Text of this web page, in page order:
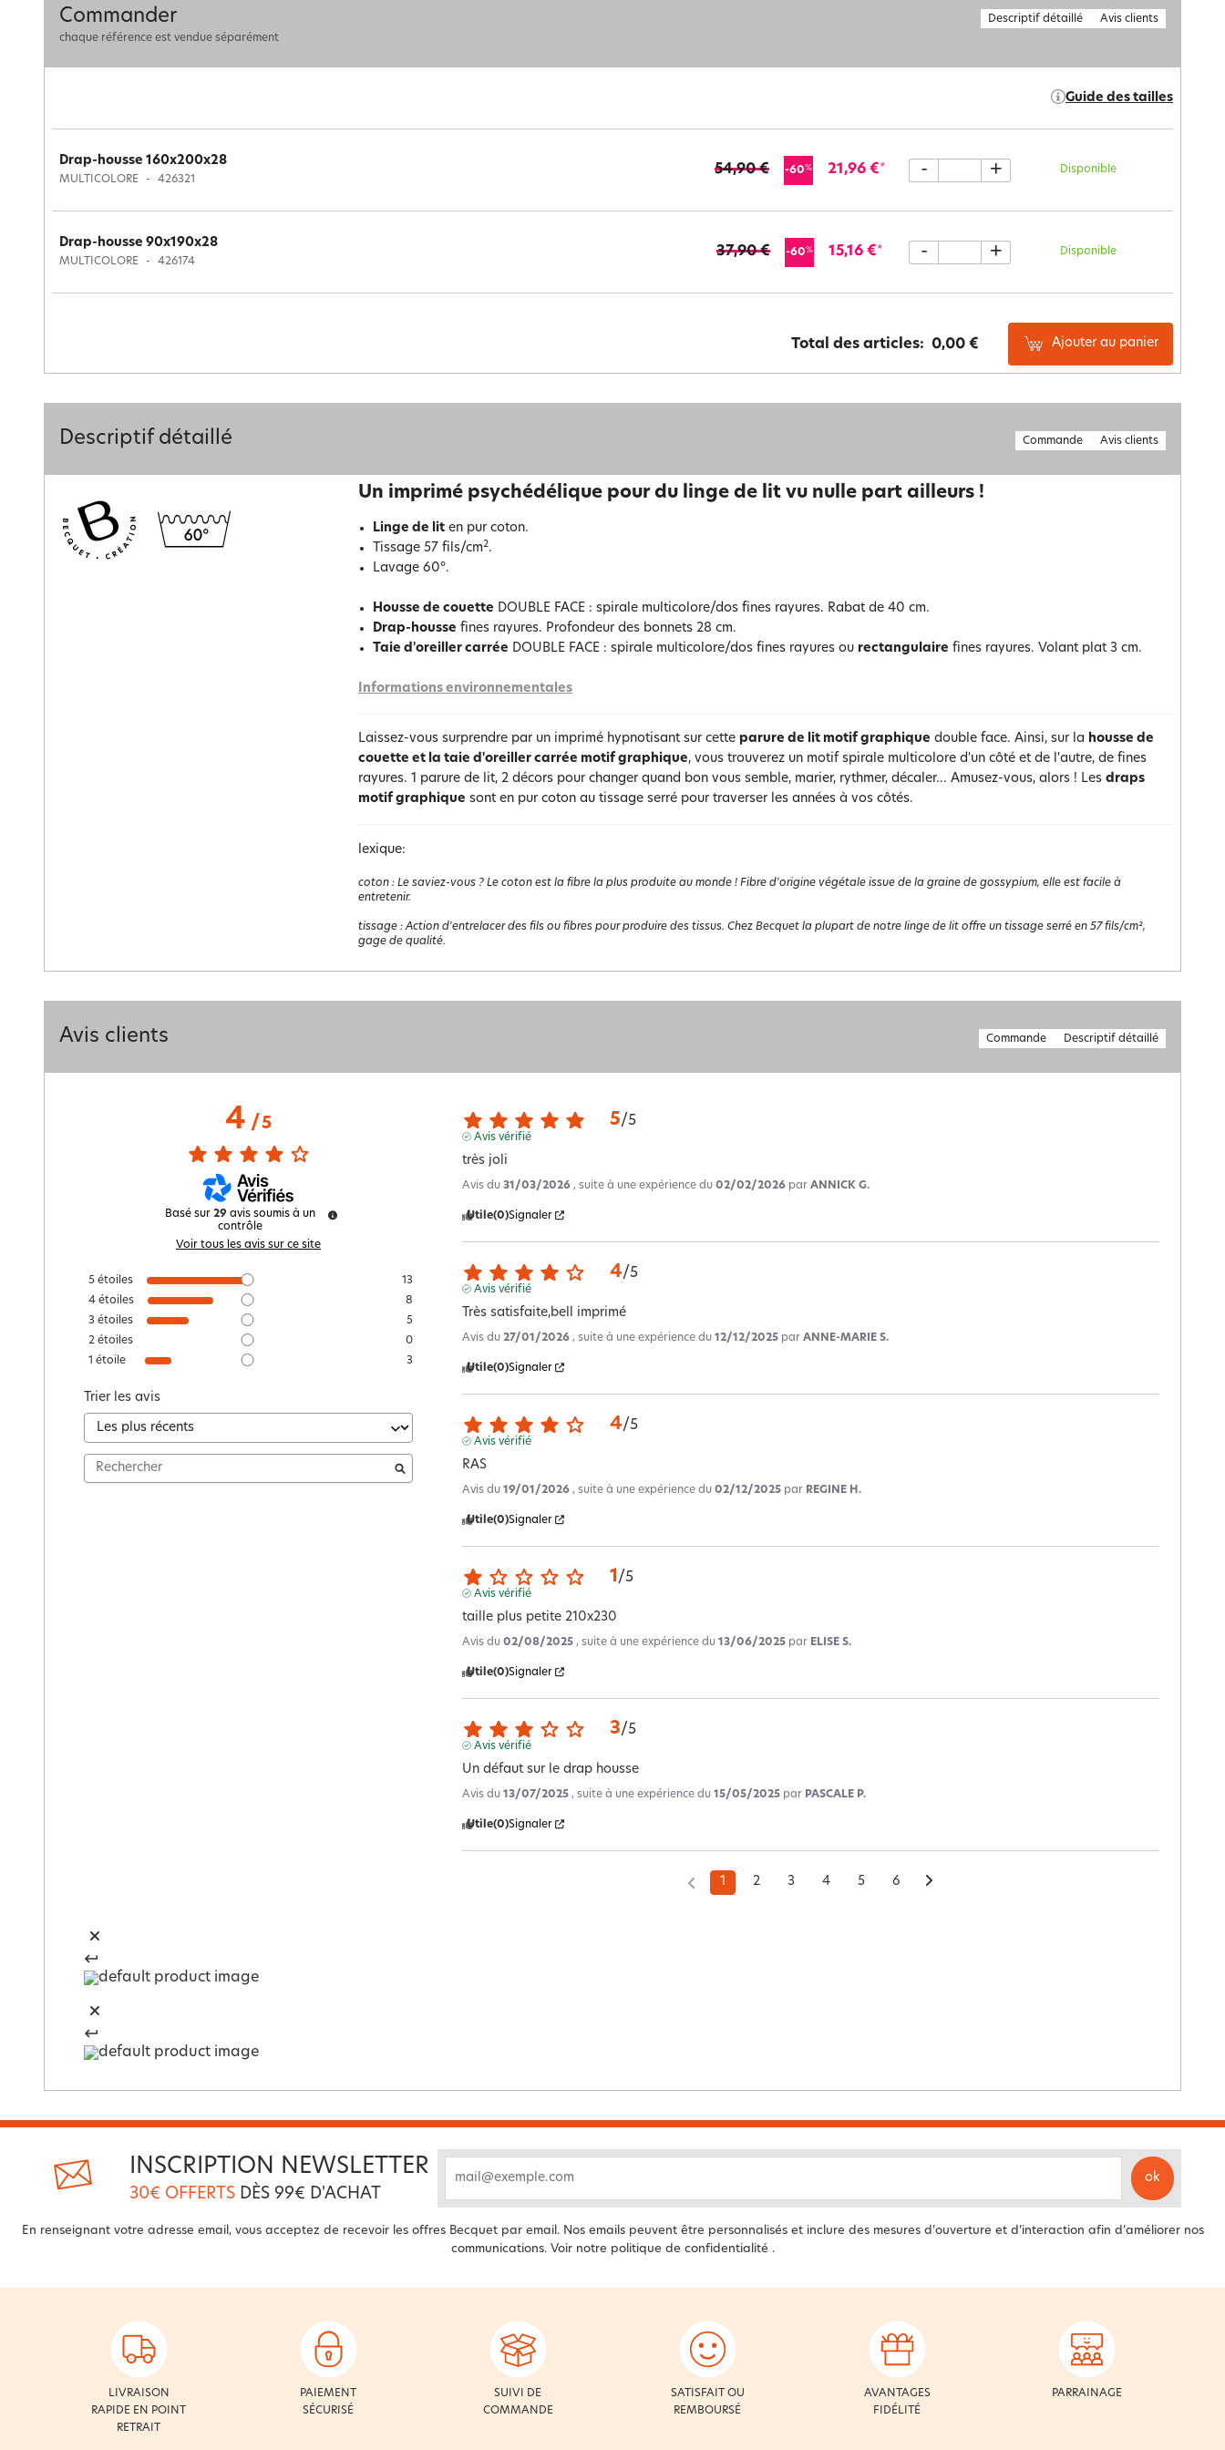
Commander
chaque référence est vendue séparément
Descriptif détaillé Avis clients
Guide des tailles
Drap-housse 160x200x28
MULTICOLORE 426321
54,90 € -60% 21,96 €* Disponible
- +
Drap-housse 90x190x28
MULTICOLORE 426174
37,90 € -60% 15,16 €* Disponible
- +
Total des articles: 0,00 € Ajouter au panier
Descriptif détaillé Commande Avis clients
Un imprimé psychédélique pour du linge de lit vu nulle part ailleurs !
Linge de lit en pur coton.
Tissage 57 fils/cm2.
Lavage 60°.
Housse de couette DOUBLE FACE : spirale multicolore/dos fines rayures. Rabat de 40 cm.
Drap-housse fines rayures. Profondeur des bonnets 28 cm.
Taie d'oreiller carrée DOUBLE FACE : spirale multicolore/dos fines rayures ou rectangulaire fines rayures. Volant plat 3 cm.
Informations environnementales
Laissez-vous surprendre par un imprimé hypnotisant sur cette parure de lit motif graphique double face. Ainsi, sur la housse de
couette et la taie d'oreiller carrée motif graphique, vous trouverez un motif spirale multicolore d'un côté et de l'autre, de fines
rayures. 1 parure de lit, 2 décors pour changer quand bon vous semble, marier, rythmer, décaler... Amusez-vous, alors ! Les draps
motif graphique sont en pur coton au tissage serré pour traverser les années à vos côtés.
lexique:
coton : Le saviez-vous ? Le coton est la fibre la plus produite au monde ! Fibre d'origine végétale issue de la graine de gossypium, elle est facile à
entretenir.
tissage :Action d'entrelacer des fils ou fibres pour produire des tissus. Chez Becquet la plupart de notre linge de lit offre un tissage serré en 57 fils/cm²,
gage de qualité.
Avis clients Commande Descriptif détaillé
4/ 5
Basé sur29 avis soumis à un
contrôle
Voir tous les avis sur ce site
5 étoiles
13
4 étoiles
8
3 étoiles
5
2 étoiles
0
1 étoile 3
Trier les avis
5/5
Avis vérifié
très joli
Avis du31/03/2026 , suite à une expérience du02/02/2026 parANNICK G.
Utile(0)Signaler
4/5
Avis vérifié
Très satisfaite,bell imprimé
Avis du27/01/2026 , suite à une expérience du12/12/2025 parANNE-MARIE S.
Utile(0)Signaler
4/5
Avis vérifié
RAS
Avis du19/01/2026 , suite à une expérience du02/12/2025 par REGINE H.
Utile(0)Signaler
1 /5
Avis vérifié
taille plus petite 210x230
Avis du02/08/2025 , suite à une expérience du13/06/2025 par ELISE S.
Utile(0)Signaler
3/5
Avis vérifié
Un défaut sur le drap housse
Avis du13/07/2025 , suite à une expérience du15/05/2025 par PASCALE P.
Utile(0)Signaler
1 2 3 4 5 6
INSCRIPTION NEWSLETTER
30€ OFFERTS DÈS 99€ D'ACHAT
ok
En renseignant votre adresse email, vous acceptez de recevoir les offres Becquet par email. Nos emails peuvent être personnalisés et inclure des mesures d’ouverture et d’interaction afin d’améliorer nos
communications. Voir notre politique de confidentialité .
LIVRAISON
RAPIDE EN POINT
RETRAIT
PAIEMENT
SÉCURISÉ
SUIVI DE
COMMANDE
SATISFAIT OU
REMBOURSÉ
AVANTAGES
FIDÉLITÉ
PARRAINAGE